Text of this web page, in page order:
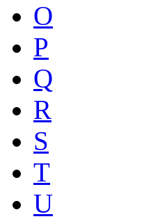
O
P
Q
R
S
T
U